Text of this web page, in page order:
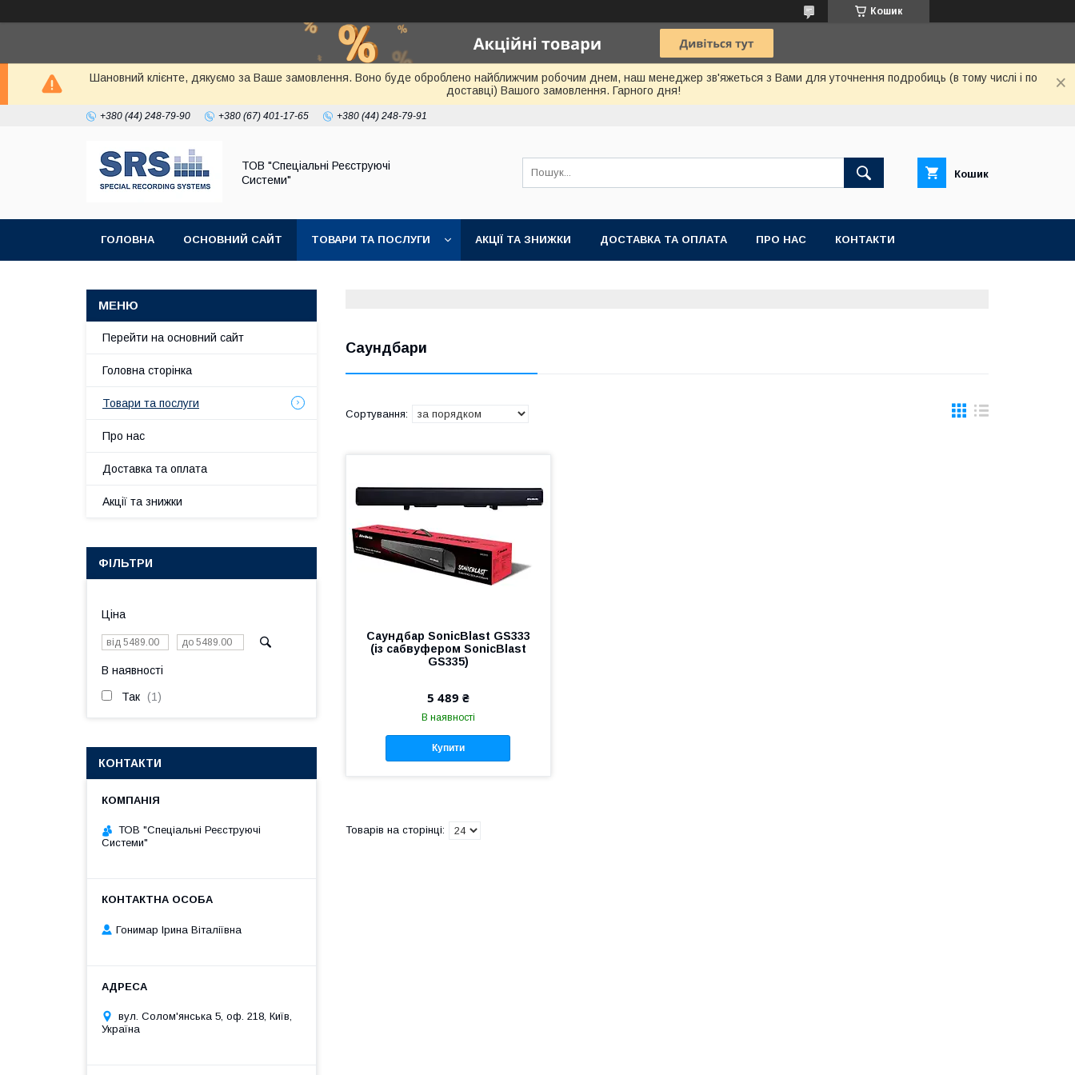
Кошик
Шановний клієнте, дякуємо за Ваше замовлення. Воно буде оброблено найближчим робочим днем, наш менеджер зв'яжеться з Вами для уточнення подробиць (в тому числі і по
доставці) Вашого замовлення. Гарного дня!
+380 (44) 248-79-90 +380 (67) 401-17-65 +380 (44) 248-79-91
ТОВ "Спеціальні Реєструючі
Системи"
Кошик
ГОЛОВНА ОСНОВНИЙ САЙТ ТОВАРИ ТА ПОСЛУГИ АКЦІЇ ТА ЗНИЖКИ ДОСТАВКА ТА ОПЛАТА ПРО НАС КОНТАКТИ
Саундбари
Саундбар SonicBlast GS333
(із сабвуфером SonicBlast
GS335)
5 489 ₴
В наявності
Купити
Перейти на основний сайт
Головна сторінка
Товари та послуги
Про нас
Доставка та оплата
Акції та знижки
ФІЛЬТРИ
Ціна
В наявності
Так 1
КОНТАКТИ
ТОВ "Спеціальні Реєструючі
Системи"
Гонимар Ірина Віталіївна
вул. Солом'янська 5, оф. 218, Київ,
Україна